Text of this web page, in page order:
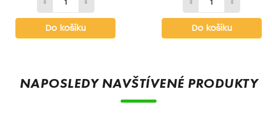
Do košíku Do košíku
NAPOSLEDY NAVŠTÍVENÉ PRODUKTY